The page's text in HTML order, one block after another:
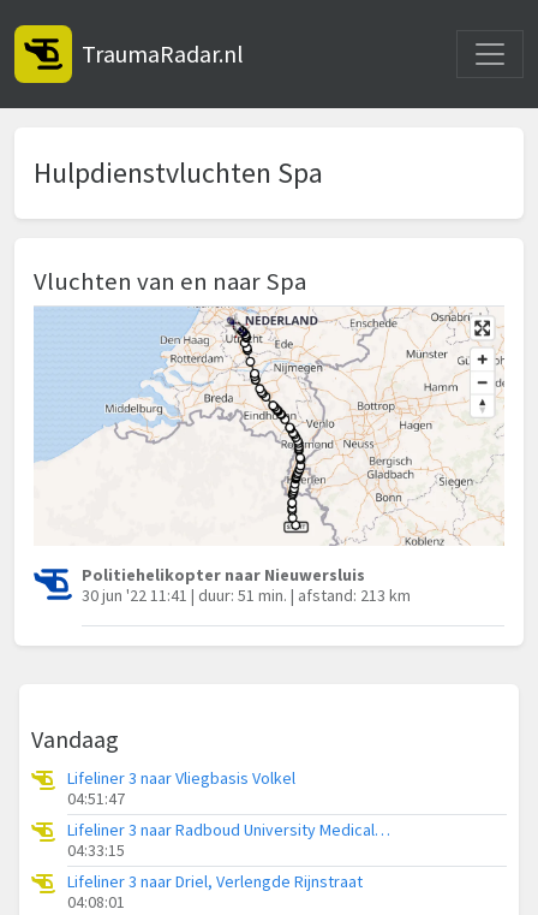
TraumaRadar.nl
Hulpdienstvluchten Spa
Vluchten van en naar Spa
Politiehelikopter naar Nieuwersluis
30 jun '22 11:41 | duur: 51 min. | afstand: 213 km
Vandaag
Lifeliner 3 naar Vliegbasis Volkel
04:51:47
Lifeliner 3 naar Radboud University Medical Center Heliport
04:33:15
Lifeliner 3 naar Driel, Verlengde Rijnstraat
04:08:01